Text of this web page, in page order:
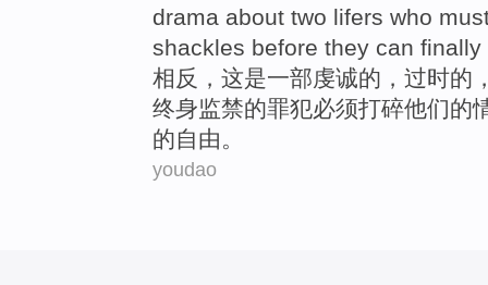
drama about two lifers who
shackles before they can finally
相反 ， 这是一部虔诚的， 过时的
终身监禁的罪犯必须打碎他们的
的自由。
youdao